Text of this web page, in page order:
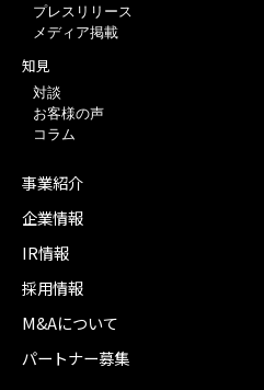
プレスリリース
メディア掲載
知見
対談
お客様の声
コラム
事業紹介
企業情報
IR情報
採用情報
M&Aについて
パートナー募集